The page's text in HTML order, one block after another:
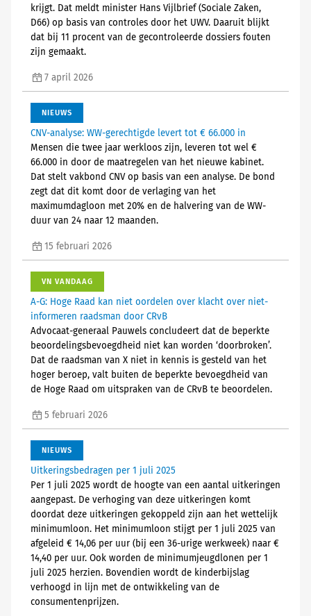
krijgt. Dat meldt minister Hans Vijlbrief (Sociale Zaken,
D66) op basis van controles door het UWV. Daaruit blijkt
dat bij 11 procent van de gecontroleerde dossiers fouten
zijn gemaakt.
7 april 2026
NIEUWS
CNV-analyse: WW-gerechtigde levert tot € 66.000 in
Mensen die twee jaar werkloos zijn, leveren tot wel €
66.000 in door de maatregelen van het nieuwe kabinet.
Dat stelt vakbond CNV op basis van een analyse. De bond
zegt dat dit komt door de verlaging van het
maximumdagloon met 20% en de halvering van de WW-
duur van 24 naar 12 maanden.
15 februari 2026
VN VANDAAG
A-G: Hoge Raad kan niet oordelen over klacht over niet-
informeren raadsman door CRvB
Advocaat-generaal Pauwels concludeert dat de beperkte
beoordelingsbevoegdheid niet kan worden ‘doorbroken’.
Dat de raadsman van X niet in kennis is gesteld van het
hoger beroep, valt buiten de beperkte bevoegdheid van
de Hoge Raad om uitspraken van de CRvB te beoordelen.
5 februari 2026
NIEUWS
Uitkeringsbedragen per 1 juli 2025
Per 1 juli 2025 wordt de hoogte van een aantal uitkeringen
aangepast. De verhoging van deze uitkeringen komt
doordat deze uitkeringen gekoppeld zijn aan het wettelijk
minimumloon. Het minimumloon stijgt per 1 juli 2025 van
afgeleid € 14,06 per uur (bij een 36-urige werkweek) naar €
14,40 per uur. Ook worden de minimumjeugdlonen per 1
juli 2025 herzien. Bovendien wordt de kinderbijslag
verhoogd in lijn met de ontwikkeling van de
consumentenprijzen.